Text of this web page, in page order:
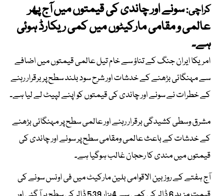
کراچی:سونے اور چاندی کی قیمتوں میں آج پھر
عالمی و مقامی مارکیٹوں میں کمی ریکارڈ ہوئی
ہے۔
امریکا ایران جنگ کے تناؤ سے خام تیل عالمی قیمتوں میں اضافے
سے مہنگائی بڑھنے کے خدشات اور شرح سود بلند سطح پر برقرار رہنے
کے خطرات نے سونے اور چاندی کی قیمتوں کو اپنے لپیٹ لے لیا ہے۔
مشرق وسطی کشیدگی برقرار رہنے اور عالمی سطح پر مہنگائی بڑھنے
کے خدشات کے باعث عالمی ومقامی سطح پر سونے اور چاندی کی
قیمتوں میں مندی کا رحجان غالب ہوگیا ہے۔
آج ہفتے کے روز بین الاقوامی بلین مارکیٹ میں فی اونس سونے کی